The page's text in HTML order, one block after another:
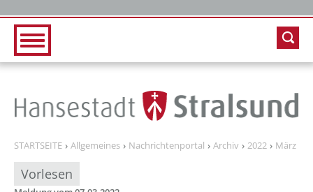
STARTSEITE Allgemeines Nachrichtenportal Archiv 2022 März
Vorlesen